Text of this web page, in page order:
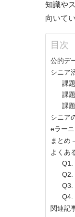
知識や
向いて
目次
公的デ
シニア
課
課
課
シニア
eラー
まとめ
よくあ
Q1.
Q2.
Q3.
Q4.
関連記